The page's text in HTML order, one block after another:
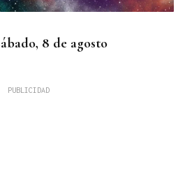
8 de agosto